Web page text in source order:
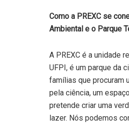
Como a PREXC se
Ambiental e o Parque
A PREXC é a unidade
UFPI, é um parque da
famílias que procuram
pela ciência, um
pretende criar uma
lazer. Nós podemos